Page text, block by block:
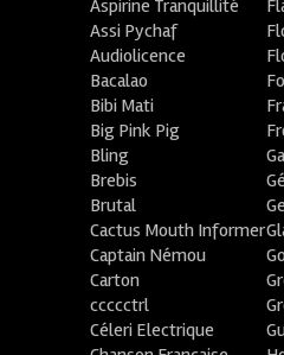
Aspirine Tranquillité
Assi Pychaf
Audiolicence
Bacalao
Bibi Mati
Big Pink Pig
Bling
Brebis
Brutal
Cactus Mouth Informer
Captain Némou
Carton
ccccctrl
Céleri Electrique